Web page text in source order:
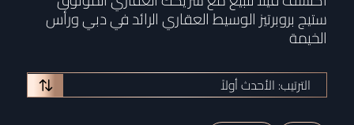
ستيج بروبرتيز الوسيط العقاري الرائد في دبي ورأس
الخيمة
الترتيب: الأحدث أولاً